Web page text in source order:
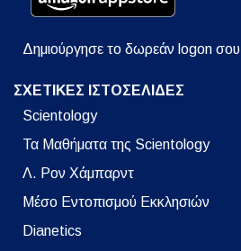
Δημιούργησε το δωρεάν logon σου
ΣΧΕΤΙΚΕΣ ΙΣΤΟΣΕΛΙΔΕΣ
Scientology
Τα Μαθήματα της Scientology
Λ. Ρον Χάμπαρντ
Μέσο Εντοπισμού Εκκλησιών
Dianetics